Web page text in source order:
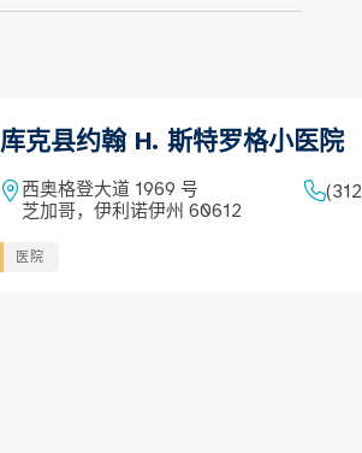
库克县约翰 H. 斯特罗格小医院
西奥格登大道 1969 号
芝加哥，伊利诺伊州 60612
医院